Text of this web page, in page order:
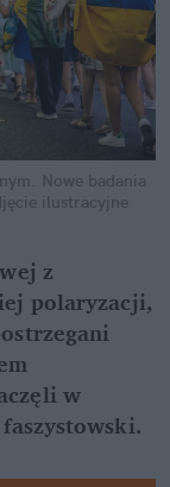
Nowe badania
ilustracyjne
z
polaryzacji,
w